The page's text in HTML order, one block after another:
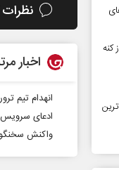
نظرات
اخبار
انهدام تیم
ادعای سرویس
واکنش
کنه
۵؛ بزرگ‌ترین